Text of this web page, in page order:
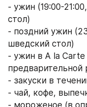
- ужин (19:00-
стол)
- поздний ужин
шведский стол)
- ужин в A la Carte
предварительной
- закуски в
- чай, кофе,
- мороженое (в